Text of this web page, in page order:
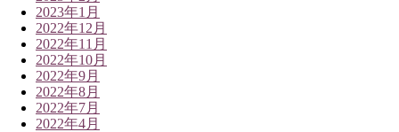
2023年1月
2022年12月
2022年11月
2022年10月
2022年9月
2022年8月
2022年7月
2022年4月